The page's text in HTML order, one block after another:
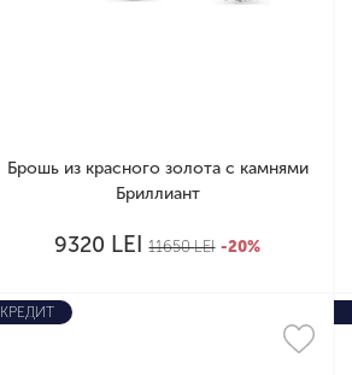
Брошь из красного золота с камнями
Бриллиант
9320 LEI 11650LEI -20%
КРЕДИТ